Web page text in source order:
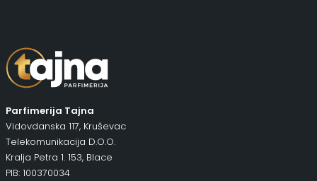
Parfimerija Tajna
Vidovdanska 117, Kruševac
Telekomunikacija D.O.O.
Kralja Petra 1. 153, Blace
PIB: 100370034